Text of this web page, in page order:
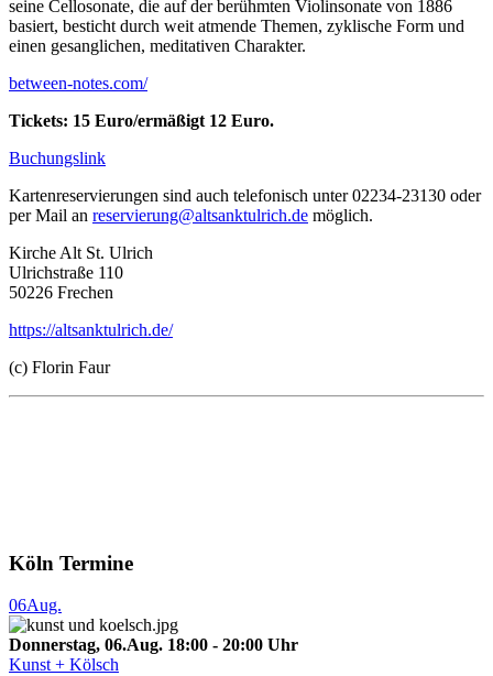
seine Cellosonate, die auf der berühmten Violinsonate von 1886
basiert, besticht durch weit atmende Themen, zyklische Form und
einen gesanglichen, meditativen Charakter.
between-notes.com/
Tickets: 15 Euro/ermäßigt 12 Euro.
Buchungslink
Kartenreservierungen sind auch telefonisch unter 02234-23130 oder
per Mail an reservierung@altsanktulrich.de möglich.
Kirche Alt St. Ulrich
Ulrichstraße 110
50226 Frechen
https://altsanktulrich.de/
(c) Florin Faur
Köln Termine
06Aug.
Donnerstag, 06.Aug. 18:00 - 20:00 Uhr
Kunst + Kölsch